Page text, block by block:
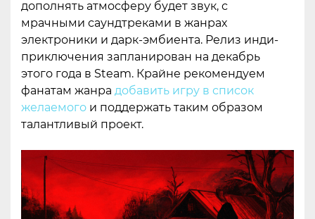
дополнять атмосферу будет звук, с
мрачными саундтреками в жанрах
электроники и дарк-эмбиента. Релиз инди-
приключения запланирован на декабрь
этого года в Steam. Крайне рекомендуем
фанатам жанра добавить игру в список
желаемого и поддержать таким образом
талантливый проект.